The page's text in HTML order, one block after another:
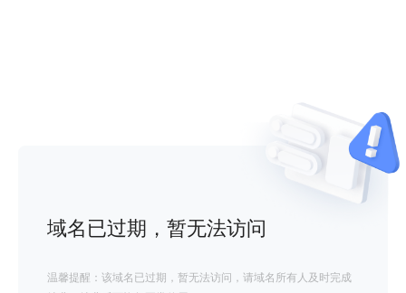
域名已过期，暂无法访问
温馨提醒：该域名已过期，暂无法访问，请域名所有人及时完成